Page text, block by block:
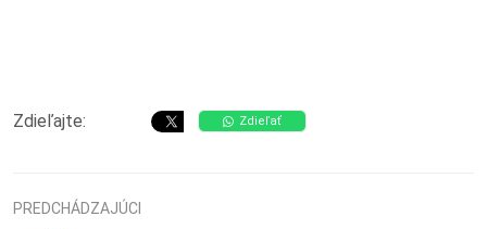
Zdieľajte: Zdieľať
PREDCHÁDZAJÚCI